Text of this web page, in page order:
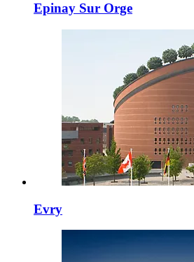
Epinay Sur Orge
Evry